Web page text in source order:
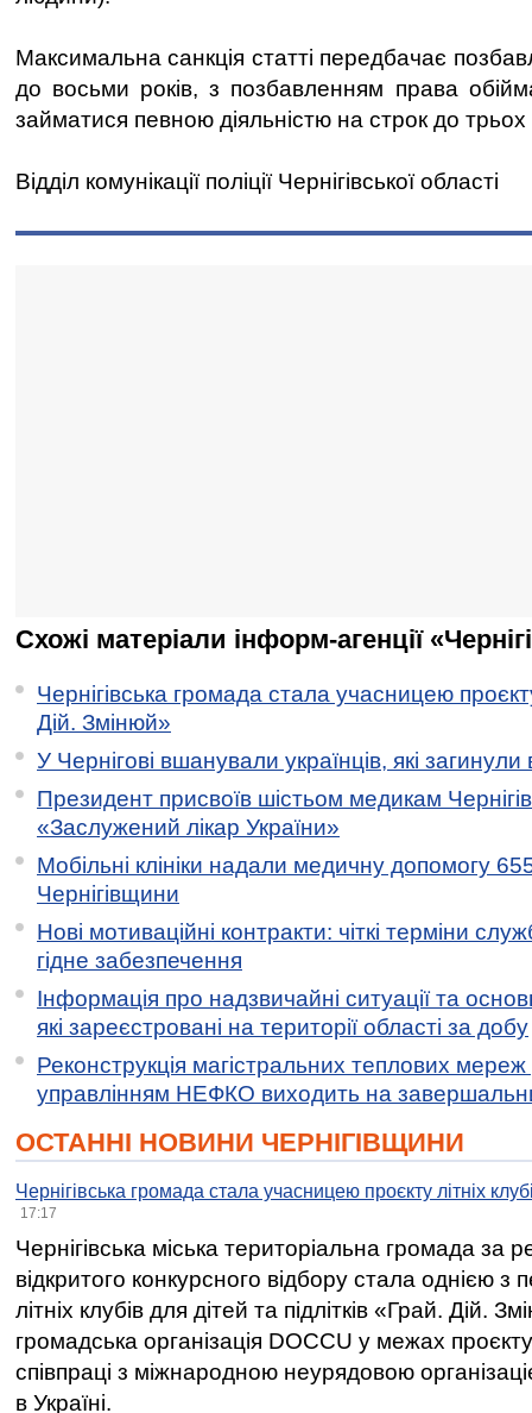
Максимальна санкція статті передбачає
до восьми років, з позбавленням права
займатися певною діяльністю на строк до трьох
Відділ комунікації поліції Чернігівської області
Схожі матеріали інформ-агенції
Чернігівська громада стала учасницею
Дій. Змінюй»
У Чернігові вшанували українців, які загинули
Президент присвоїв шістьом медикам
«Заслужений лікар України»
Мобільні клініки надали медичну допомогу
Чернігівщини
Нові мотиваційні контракти: чіткі терміни
гідне забезпечення
Інформація про надзвичайні ситуації та
які зареєстровані на території області за добу
Реконструкція магістральних теплових мереж
управлінням НЕФКО виходить на
ОСТАННІ НОВИНИ ЧЕРНІГІВЩИНИ
Чернігівська громада стала учасницею проєкту літніх
17:17
Чернігівська міська територіальна громада за
відкритого конкурсного відбору стала однією
літніх клубів для дітей та підлітків «Грай. Дій.
громадська організація DOCCU у межах
співпраці з міжнародною неурядовою
в Україні.